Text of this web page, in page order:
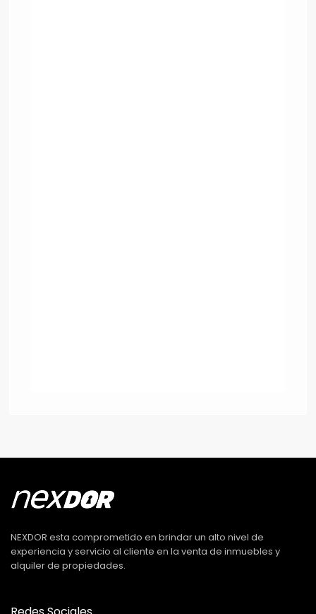
NEXDOR esta comprometido en brindar un alto nivel de
experiencia y servicio al cliente en la venta de inmuebles y
alquiler de propiedades.